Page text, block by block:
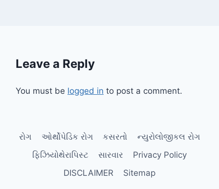
Leave a Reply
You must be logged in to post a comment.
રોગ ઓર્થોપેડિક રોગ કસરતો
ન્યુરોલોજીકલ રોગ
ફિઝિયોથેરાપિસ્ટ
સારવાર
Privacy Policy
DISCLAIMER
Sitemap